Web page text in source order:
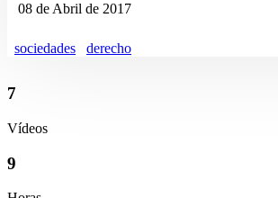
08 de Abril de 2017
sociedades derecho
7
Vídeos
9